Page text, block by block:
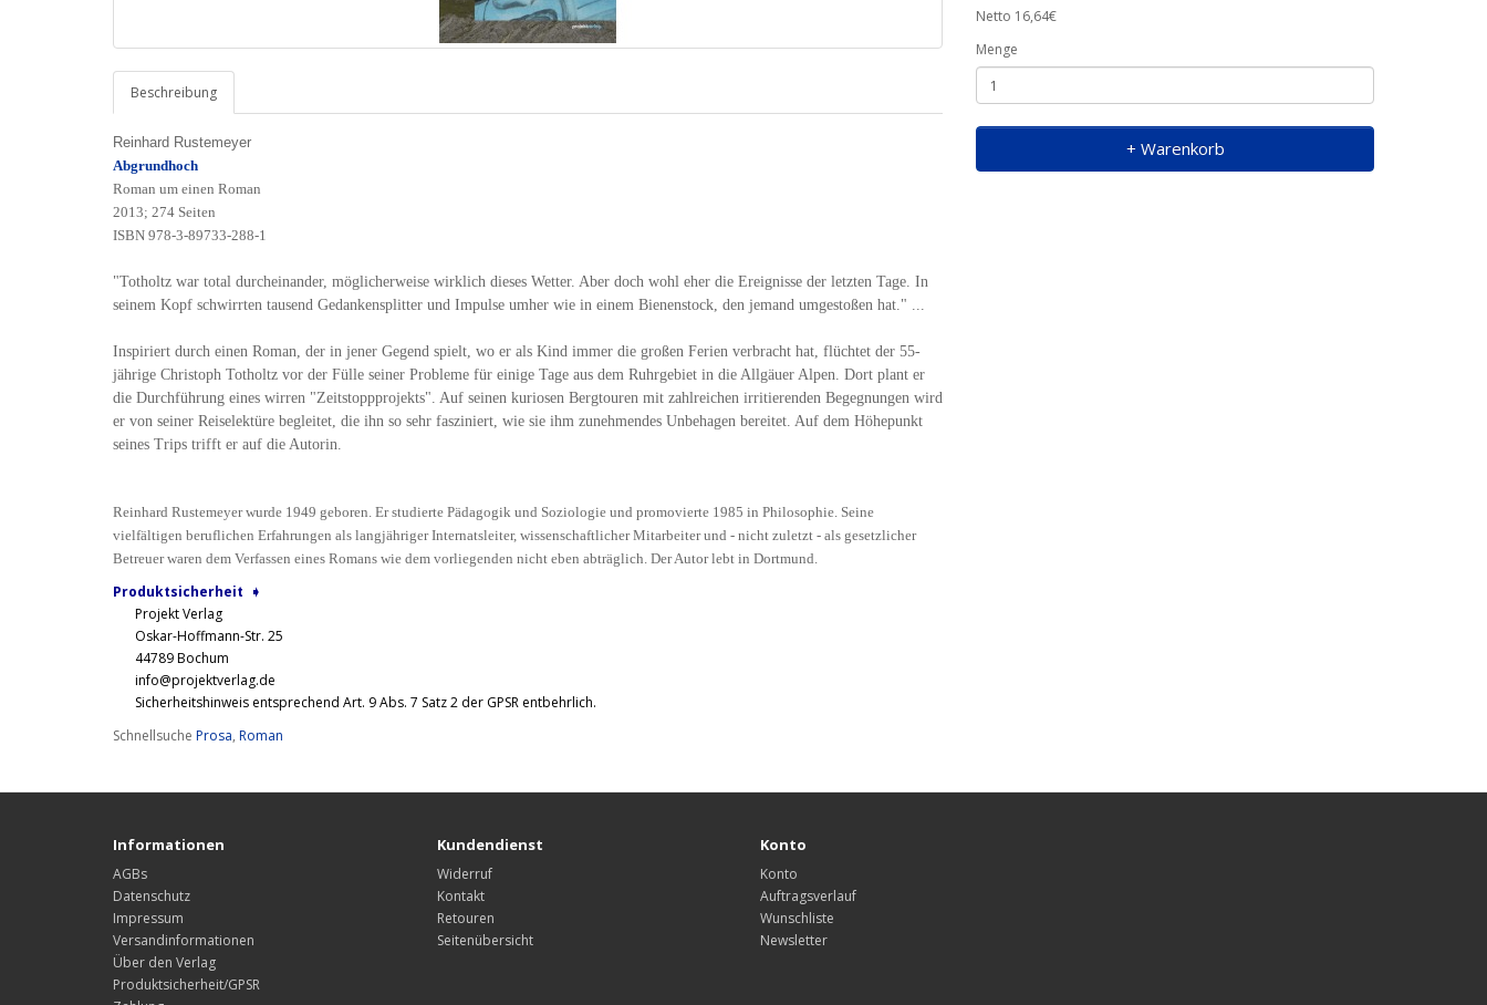
Beschreibung
Reinhard Rustemeyer
Abgrundhoch
Roman um einen Roman
2013; 274 Seiten
ISBN 978-3-89733-288-1
"Totholtz war total durcheinander, möglicherweise wirklich dieses Wetter. Aber doch wohl eher die Ereignisse der letzten Tage. In
seinem Kopf schwirrten tausend Gedankensplitter und Impulse umher wie in einem Bienenstock, den jemand umgestoßen hat." ...
Inspiriert durch einen Roman, der in jener Gegend spielt, wo er als Kind immer die großen Ferien verbracht hat, flüchtet der 55-
jährige Christoph Totholtz vor der Fülle seiner Probleme für einige Tage aus dem Ruhrgebiet in die Allgäuer Alpen. Dort plant er
die Durchführung eines wirren "Zeitstoppprojekts". Auf seinen kuriosen Bergtouren mit zahlreichen irritierenden Begegnungen wird
er von seiner Reiselektüre begleitet, die ihn so sehr fasziniert, wie sie ihm zunehmendes Unbehagen bereitet. Auf dem Höhepunkt
seines Trips trifft er auf die Autorin.
Reinhard Rustemeyer wurde 1949 geboren. Er studierte Pädagogik und Soziologie und promovierte 1985 in Philosophie. Seine
vielfältigen beruflichen Erfahrungen als langjähriger Internatsleiter, wissenschaftlicher Mitarbeiter und - nicht zuletzt - als gesetzlicher
Betreuer waren dem Verfassen eines Romans wie dem vorliegenden nicht eben abträglich. Der Autor lebt in Dortmund.
Produktsicherheit ➧
Projekt Verlag
Oskar-Hoffmann-Str. 25
44789 Bochum
info@projektverlag.de
Sicherheitshinweis entsprechend Art. 9 Abs. 7 Satz 2 der GPSR entbehrlich.
Netto 16,64€
Menge
+ Warenkorb
Schnellsuche Prosa, Roman
Informationen
AGBs
Datenschutz
Impressum
Versandinformationen
Über den Verlag
Produktsicherheit/GPSR
Kundendienst
Widerruf
Kontakt
Retouren
Seitenübersicht
Konto
Konto
Auftragsverlauf
Wunschliste
Newsletter